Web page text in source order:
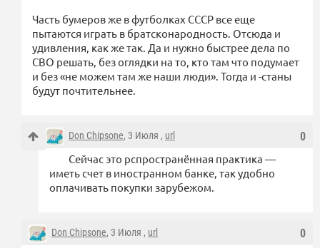
Часть бумеров же в футболках СССР все еще
пытаются играть в братсконародность. Отсюда и
удивления, как же так. Да и нужно быстрее дела по
СВО решать, без оглядки на то, кто там что подумает
и без «не можем там же наши люди». Тогда и -станы
будут почтительнее.
0
Don Chipsone, 3 Июля , url
Сейчас это рспространённая практика —
иметь счет в иностранном банке, так удобно
оплачивать покупки зарубежом.
0
Don Chipsone, 3 Июля , url